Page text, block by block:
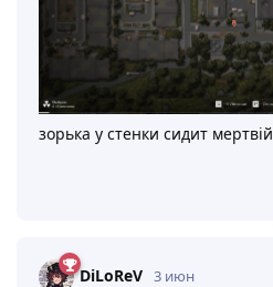
зорька у стенки сидит мертвiй
DiLoReV 3 июн